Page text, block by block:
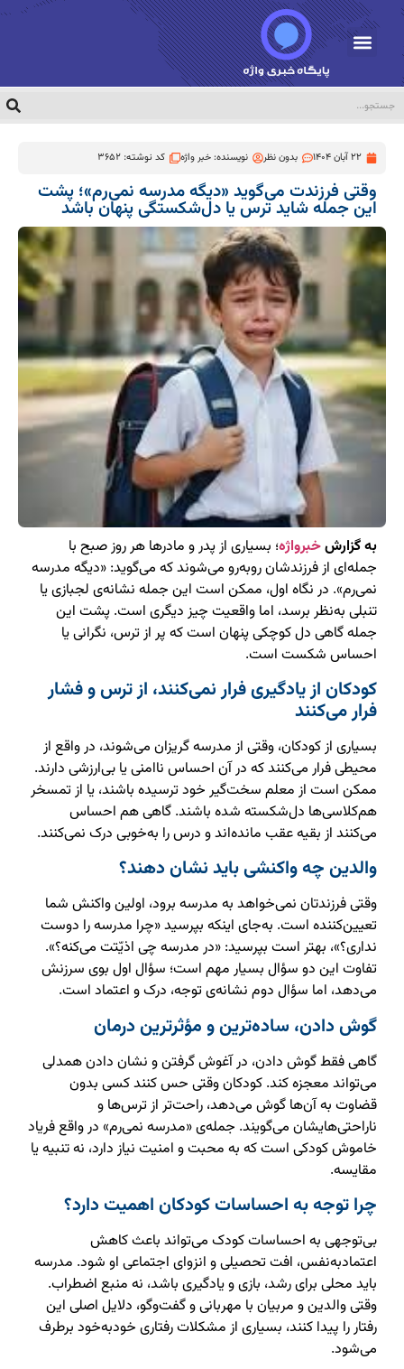
22 آبان 1404 بدون نظر نویسنده:خبر واژه کد نوشته: 3652
وقتی فرزندت می‌گوید «دیگه مدرسه نمی‌رم»؛ پشت
این جمله شاید ترس یا دل‌شکستگی پنهان باشد
به گزارشخبرواژه؛ بسیاری از پدر و مادرها هر روز صبح با
جمله‌ای از فرزندشان روبه‌رو می‌شوند که می‌گوید: «دیگه مدرسه
نمی‌رم». در نگاه اول، ممکن است این جمله نشانه‌ی لجبازی یا
تنبلی به‌نظر برسد، اما واقعیت چیز دیگری است. پشت این
جمله گاهی دل کوچکی پنهان است که پر از ترس، نگرانی یا
احساس شکست است.
کودکان از یادگیری فرار نمی‌کنند، از ترس و فشار
فرار می‌کنند
بسیاری از کودکان، وقتی از مدرسه گریزان می‌شوند، در واقع از
محیطی فرار می‌کنند که در آن احساس ناامنی یا بی‌ارزشی دارند.
ممکن است از معلم سخت‌گیر خود ترسیده باشند، یا از تمسخر
هم‌کلاسی‌ها دل‌شکسته شده باشند. گاهی هم احساس
می‌کنند از بقیه عقب مانده‌اند و درس را به‌خوبی درک نمی‌کنند.
والدین چه واکنشی باید نشان دهند؟
وقتی فرزندتان نمی‌خواهد به مدرسه برود، اولین واکنش شما
تعیین‌کننده است. به‌جای اینکه بپرسید «چرا مدرسه را دوست
نداری؟»، بهتر است بپرسید: «در مدرسه چی اذیّتت می‌کنه؟».
تفاوت این دو سؤال بسیار مهم است؛ سؤال اول بوی سرزنش
می‌دهد، اما سؤال دوم نشانه‌ی توجه، درک و اعتماد است.
گوش دادن، ساده‌ترین و مؤثرترین درمان
گاهی فقط گوش دادن، در آغوش گرفتن و نشان دادن همدلی
می‌تواند معجزه کند. کودکان وقتی حس کنند کسی بدون
قضاوت به آن‌ها گوش می‌دهد، راحت‌تر از ترس‌ها و
ناراحتی‌هایشان می‌گویند. جمله‌ی «مدرسه نمی‌رم» در واقع فریاد
خاموش کودکی است که به محبت و امنیت نیاز دارد، نه تنبیه یا
مقایسه.
چرا توجه به احساسات کودکان اهمیت دارد؟
بی‌توجهی به احساسات کودک می‌تواند باعث کاهش
اعتمادبه‌نفس، افت تحصیلی و انزوای اجتماعی او شود. مدرسه
باید محلی برای رشد، بازی و یادگیری باشد، نه منبع اضطراب.
وقتی والدین و مربیان با مهربانی و گفت‌وگو، دلایل اصلی این
رفتار را پیدا کنند، بسیاری از مشکلات رفتاری خودبه‌خود برطرف
می‌شود.